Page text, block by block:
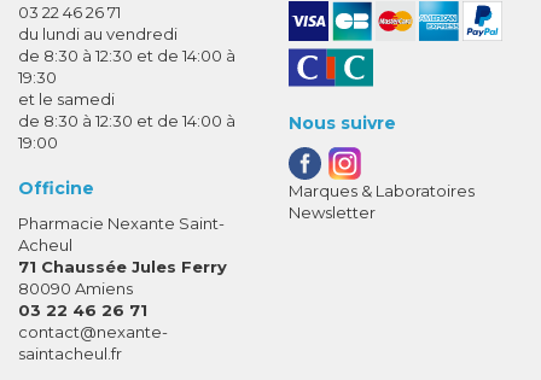
03 22 46 26 71
du lundi au vendredi
de 8:30 à 12:30 et de 14:00 à
19:30
et le samedi
de 8:30 à 12:30 et de 14:00 à
19:00
Officine
Pharmacie Nexante Saint-
Acheul
71 Chaussée Jules Ferry
80090 Amiens
03 22 46 26 71
contact-
@-
nexante-
saintacheul.fr
Nous suivre
Marques & Laboratoires
Newsletter